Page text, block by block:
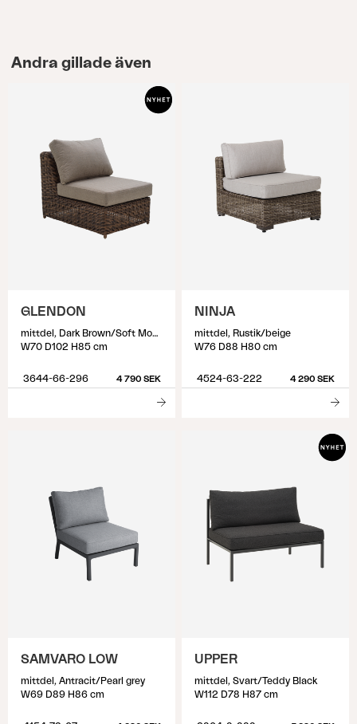
Andra gillade även
GLENDON
mittdel, Dark Brown/Soft Moose
W70 D102 H85 cm
3644-66-296 4 790 SEK
NINJA
mittdel, Rustik/beige
W76 D88 H80 cm
4524-63-222 4 290 SEK
SAMVARO LOW
mittdel, Antracit/Pearl grey
W69 D89 H86 cm
UPPER
mittdel, Svart/Teddy Black
W112 D78 H87 cm